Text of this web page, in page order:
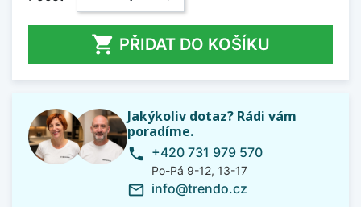
 PŘIDAT DO KOŠÍKU
Jakýkoliv dotaz? Rádi vám
poradíme.
phone +420 731 979 570
Po-Pá 9-12, 13-17
mail_outline info@trendo.cz